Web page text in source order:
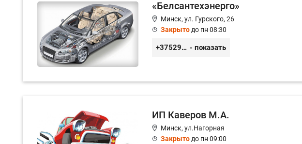
«Белсантехэнерго»
Минск, ул. Гурского, 26
Закрытодо пн 08:30
+375296434622 - показать
ИП Каверов М.А.
Минск, ул.Нагорная
Закрытодо пн 09:00